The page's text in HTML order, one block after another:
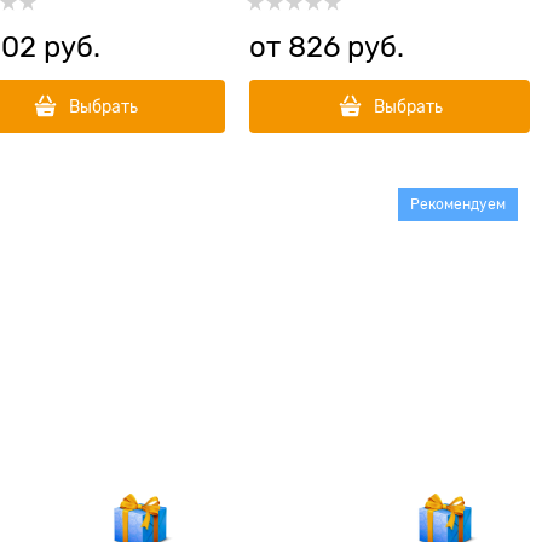
ADULT CAT)
руб.
Выбрать
NORTH SEA FISH ADULT CAT)
от 826 руб.
Выбрать
Рекомендуем